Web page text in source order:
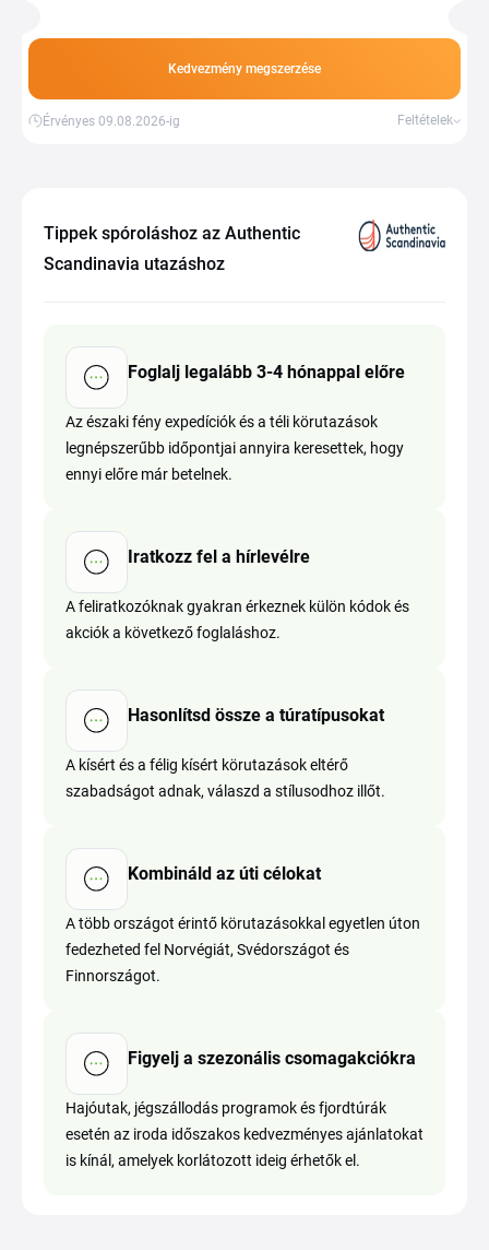
is. Több információ a webáruházban.
Kedvezmény megszerzése
Érvényes 09.08.2026-ig Feltételek
Tippek spóroláshoz az Authentic
Scandinavia utazáshoz
Foglalj legalább 3-4 hónappal előre
Az északi fény expedíciók és a téli körutazások
legnépszerűbb időpontjai annyira keresettek, hogy
ennyi előre már betelnek.
Iratkozz fel a hírlevélre
A feliratkozóknak gyakran érkeznek külön kódok és
akciók a következő foglaláshoz.
Hasonlítsd össze a túratípusokat
A kísért és a félig kísért körutazások eltérő
szabadságot adnak, válaszd a stílusodhoz illőt.
Kombináld az úti célokat
A több országot érintő körutazásokkal egyetlen úton
fedezheted fel Norvégiát, Svédországot és
Finnországot.
Figyelj a szezonális csomagakciókra
Hajóutak, jégszállodás programok és fjordtúrák
esetén az iroda időszakos kedvezményes ajánlatokat
is kínál, amelyek korlátozott ideig érhetők el.